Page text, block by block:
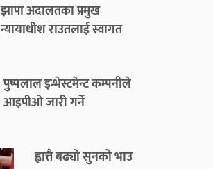
झापा अदालतका प्रमुख
न्यायाधीश राउतलाई स्वागत
पुष्पलाल इन्भेस्टमेन्ट कम्पनीले
आइपीओ जारी गर्ने
ह्वात्तै बढ्यो सुनको भाउ